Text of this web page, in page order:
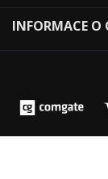
INFORMACE O